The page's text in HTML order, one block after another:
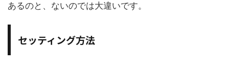
あるのと、ないのでは大違いです。
セッティング方法